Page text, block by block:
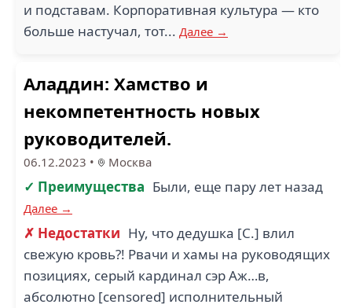
и подставам. Корпоративная культура — кто
больше настучал, тот... Далее →
Аладдин: Хамство и
некомпетентность новых
руководителей.
06.12.2023 • Москва
✓ Преимущества Были, еще пару лет назад
Далее →
✗ Недостатки Ну, что дедушка [С.] влил
свежую кровь?! Рвачи и хамы на руководящих
позициях, серый кардинал сэр Аж…в,
абсолютно [censored] исполнительный